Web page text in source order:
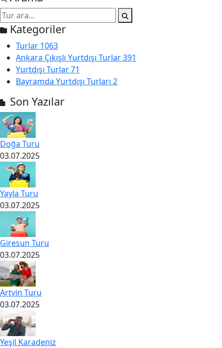
Kategoriler
Turlar 1063
Ankara Çıkışlı Yurtdışı Turlar391
Yurtdışı Turlar71
Bayramda Yurtdışı Turları 2
Son Yazılar
Doğa Turu
03.07.2025
Yayla Turu
03.07.2025
Giresun Turu
03.07.2025
Artvin Turu
03.07.2025
Yeşil Karadeniz